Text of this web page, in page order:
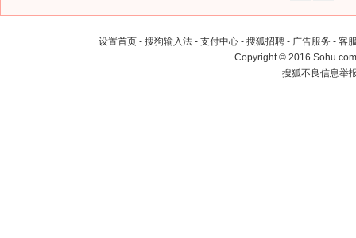
设置首页 - 搜狗输入法 - 支付中心 - 搜狐招聘 - 广告服务 - 客
Copyright©2016
搜狐不良信息举